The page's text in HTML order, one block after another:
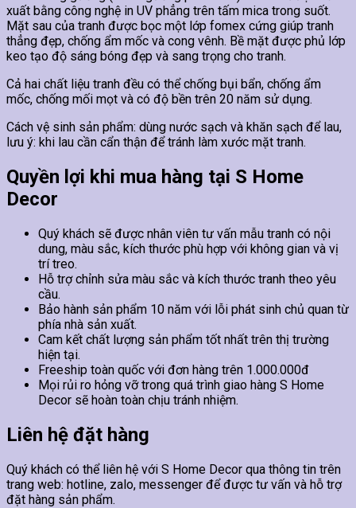
xuất bằng công nghệ in UV phẳng trên tấm mica trong suốt.
Mặt sau của tranh được bọc một lớp fomex cứng giúp tranh
thẳng đẹp, chống ẩm mốc và cong vênh. Bề mặt được phủ lớp
keo tạo độ sáng bóng đẹp và sang trọng cho tranh.
Cả hai chất liệu tranh đều có thể chống bụi bẩn, chống ẩm
mốc, chống mối mọt và có độ bền trên 20 năm sử dụng.
Cách vệ sinh sản phẩm: dùng nước sạch và khăn sạch để lau,
lưu ý: khi lau cần cẩn thận để tránh làm xước mặt tranh.
Quyền lợi khi mua hàng tại S Home
Decor
Quý khách sẽ được nhân viên tư vấn mẫu tranh có nội
dung, màu sắc, kích thước phù hợp với không gian và vị
trí treo.
Hỗ trợ chỉnh sửa màu sắc và kích thước tranh theo yêu
cầu.
Bảo hành sản phẩm 10 năm với lỗi phát sinh chủ quan từ
phía nhà sản xuất.
Cam kết chất lượng sản phẩm tốt nhất trên thị trường
hiện tại.
Freeship toàn quốc với đơn hàng trên 1.000.000đ
Mọi rủi ro hỏng vỡ trong quá trình giao hàng S Home
Decor sẽ hoàn toàn chịu tránh nhiệm.
Liên hệ đặt hàng
Quý khách có thể liên hệ với S Home Decor qua thông tin trên
trang web: hotline, zalo, messenger để được tư vấn và hỗ trợ
đặt hàng sản phẩm.